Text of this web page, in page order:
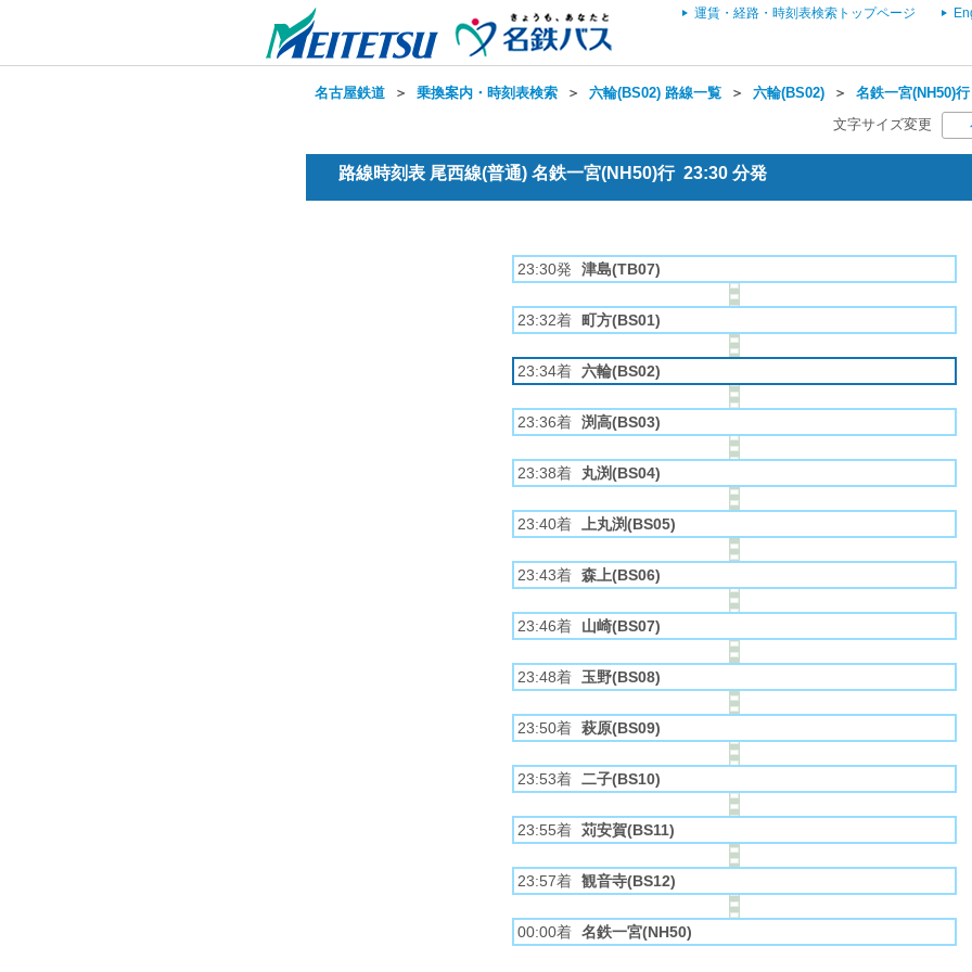
運賃・経路・時刻表検索トップページ
名古屋鉄道 ＞ 乗換案内・時刻表検索 ＞ 六輪(BS02) 路線一覧 ＞ 六輪(BS02) ＞ 名鉄一宮(NH50)
文字サイズ変更
路線時刻表 尾西線(普通) 名鉄一宮(NH50)行 23:30 分発
23:30発 津島(TB07)
23:32着 町方(BS01)
23:34着 六輪(BS02)
23:36着 渕高(BS03)
23:38着 丸渕(BS04)
23:40着 上丸渕(BS05)
23:43着 森上(BS06)
23:46着 山崎(BS07)
23:48着 玉野(BS08)
23:50着 萩原(BS09)
23:53着 二子(BS10)
23:55着 苅安賀(BS11)
23:57着 観音寺(BS12)
00:00着 名鉄一宮(NH50)